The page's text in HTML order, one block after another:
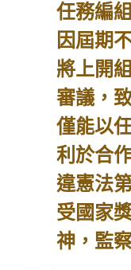
任務編
因屆期
將上開
審議，
僅能以
利於合
違憲法
受國家
神，監